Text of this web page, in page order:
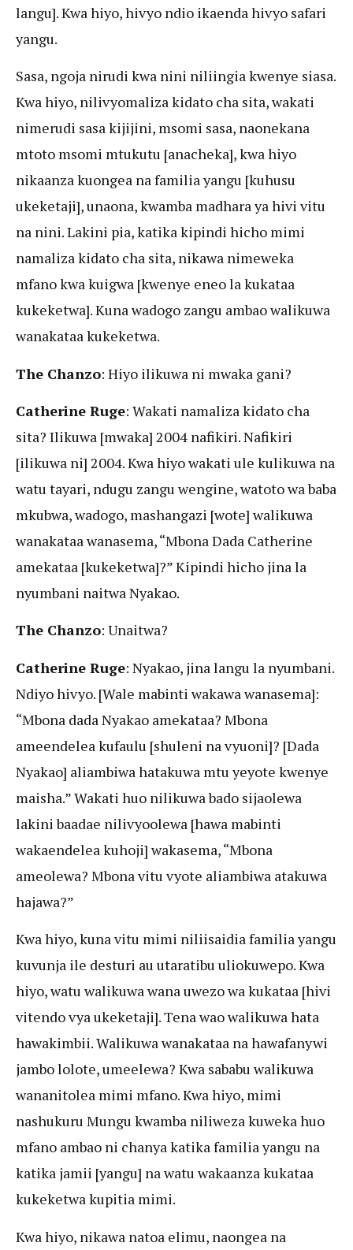
langu]. Kwa hiyo, hivyo ndio ikaenda hivyo safari
yangu.
Sasa, ngoja nirudi kwa nini niliingia kwenye siasa.
Kwa hiyo, nilivyomaliza kidato cha sita, wakati
nimerudi sasa kijijini, msomi sasa, naonekana
mtoto msomi mtukutu [anacheka], kwa hiyo
nikaanza kuongea na familia yangu [kuhusu
ukeketaji], unaona, kwamba madhara ya hivi vitu
na nini. Lakini pia, katika kipindi hicho mimi
namaliza kidato cha sita, nikawa nimeweka
mfano kwa kuigwa [kwenye eneo la kukataa
kukeketwa]. Kuna wadogo zangu ambao walikuwa
wanakataa kukeketwa.
The Chanzo: Hiyo ilikuwa ni mwaka gani?
Catherine Ruge: Wakati namaliza kidato cha
sita? Ilikuwa [mwaka] 2004 nafikiri. Nafikiri
[ilikuwa ni] 2004. Kwa hiyo wakati ule kulikuwa na
watu tayari, ndugu zangu wengine, watoto wa baba
mkubwa, wadogo, mashangazi [wote] walikuwa
wanakataa wanasema, “Mbona Dada Catherine
amekataa [kukeketwa]?” Kipindi hicho jina la
nyumbani naitwa Nyakao.
The Chanzo: Unaitwa?
Catherine Ruge: Nyakao, jina langu la nyumbani.
Ndiyo hivyo. [Wale mabinti wakawa wanasema]:
“Mbona dada Nyakao amekataa? Mbona
ameendelea kufaulu [shuleni na vyuoni]? [Dada
Nyakao] aliambiwa hatakuwa mtu yeyote kwenye
maisha.” Wakati huo nilikuwa bado sijaolewa
lakini baadae nilivyoolewa [hawa mabinti
wakaendelea kuhoji] wakasema, “Mbona
ameolewa? Mbona vitu vyote aliambiwa atakuwa
hajawa?”
Kwa hiyo, kuna vitu mimi niliisaidia familia yangu
kuvunja ile desturi au utaratibu uliokuwepo. Kwa
hiyo, watu walikuwa wana uwezo wa kukataa [hivi
vitendo vya ukeketaji]. Tena wao walikuwa hata
hawakimbii. Walikuwa wanakataa na hawafanywi
jambo lolote, umeelewa? Kwa sababu walikuwa
wananitolea mimi mfano. Kwa hiyo, mimi
nashukuru Mungu kwamba niliweza kuweka huo
mfano ambao ni chanya katika familia yangu na
katika jamii [yangu] na watu wakaanza kukataa
kukeketwa kupitia mimi.
Kwa hiyo, nikawa natoa elimu, naongea na